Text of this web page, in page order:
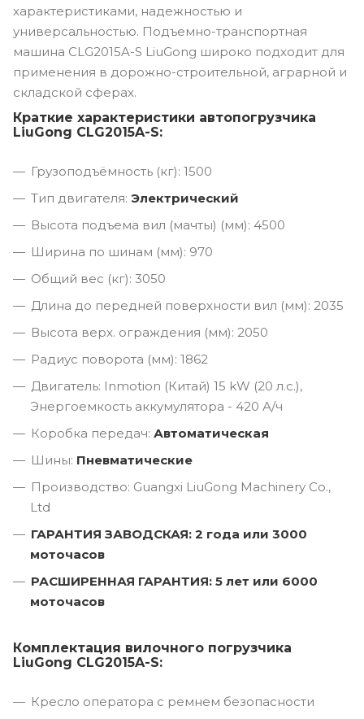
характеристиками, надежностью и
универсальностью. Подъемно-транспортная
машина CLG2015A-S LiuGong широко подходит для
применения в дорожно-строительной, аграрной и
складской сферах.
Краткие характеристики автопогрузчика
LiuGong CLG2015A-S:
Грузоподъёмность (кг): 1500
Тип двигателя: Электрический
Высота подъема вил (мачты) (мм): 4500
Ширина по шинам (мм): 970
Общий вес (кг): 3050
Длина до передней поверхности вил (мм): 2035
Высота верх. ограждения (мм): 2050
Радиус поворота (мм): 1862
Двигатель: Inmotion (Китай) 15 kW (20 л.с.),
Энергоемкость аккумулятора - 420 А/ч
Коробка передач: Автоматическая
Шины: Пневматические
Производство: Guangxi LiuGong Machinery Co.,
Ltd
ГАРАНТИЯ ЗАВОДСКАЯ: 2 года или 3000
моточасов
РАСШИРЕННАЯ ГАРАНТИЯ: 5 лет или 6000
моточасов
Комплектация вилочного погрузчика
LiuGong CLG2015A-S:
Кресло оператора с ремнем безопасности